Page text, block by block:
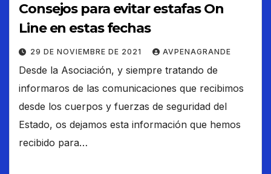
Consejos para evitar estafas On
Line en estas fechas
29 DE NOVIEMBRE DE 2021 AVPENAGRANDE
Desde la Asociación, y siempre tratando de
informaros de las comunicaciones que recibimos
desde los cuerpos y fuerzas de seguridad del
Estado, os dejamos esta información que hemos
recibido para…